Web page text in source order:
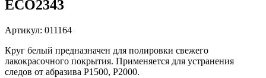
ECO2343
Артикул: 011164
Круг белый предназначен для полировки свежего
лакокрасочного покрытия. Применяется для устранения
следов от абразива P1500, P2000.